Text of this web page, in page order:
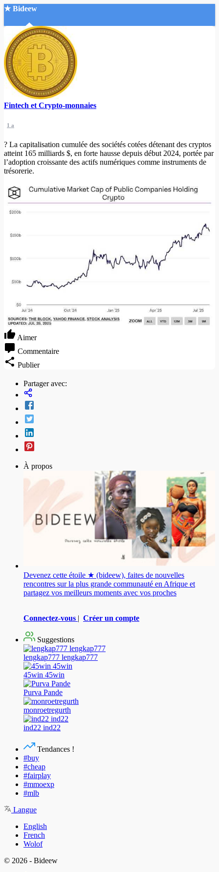
★ Bideew
Accueil
Recherche Avancée
Créer un compte
Mode nuit
Fintech et Crypto-monnaies
1 a
? La capitalisation cumulée des sociétés cotées détenant des cryptos
atteint 165 milliards $, en forte hausse depuis début 2024, portée par
l’adoption croissante des actifs numériques comme instruments de
trésorerie.
Aimer
Commentaire
Publier
Partager avec:
À propos
Devenez cette étoile ★ (bideew), faites de nouvelles
rencontres sur la plus grande communauté en Afrique et
partagez vos meilleurs moments avec vos proches
Connectez-vous | Créer un compte
Suggestions
lengkap777 lengkap777
45win 45win
Purva Pande
monroetregurth
ind22 ind22
Tendances !
#buy
#cheap
#fairplay
#mmoexp
#mlb
Langue
English
French
Wolof
© 2026 - Bideew